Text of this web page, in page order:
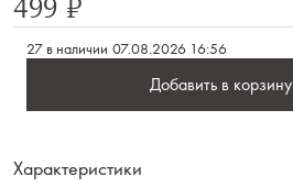
499 ₽
27 в наличии 07.08.2026 16:56
Добавить в корзину
Характеристики